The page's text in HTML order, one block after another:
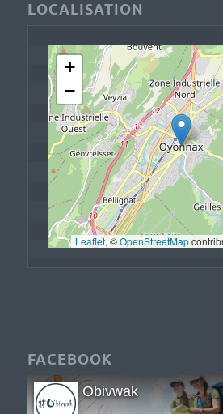
LOCALISATION
+
−
Leaflet, © OpenStreetMap
FACEBOOK
Obivwak